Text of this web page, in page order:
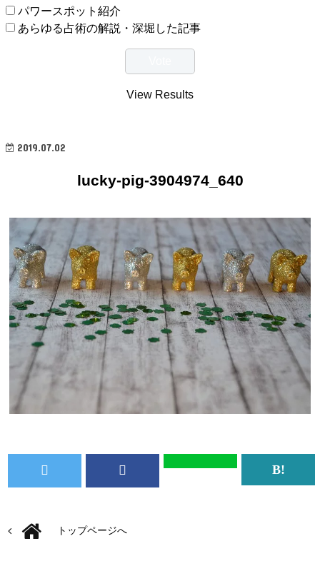
パワースポット紹介
あらゆる占術の解説・深堀した記事
View Results
2019.07.02
lucky-pig-3904974_640
トップページへ